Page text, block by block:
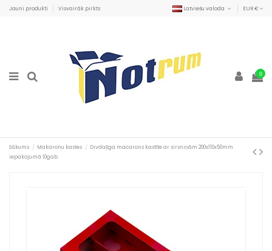
Jauni produkti Visvairāk pirkts Latviešu valoda EUR €
0
Sākums Makaronu kastes
Divdaļīga macarons kastīte ar sirsniņām 200x110x50mm
iepakojumā 10gab.